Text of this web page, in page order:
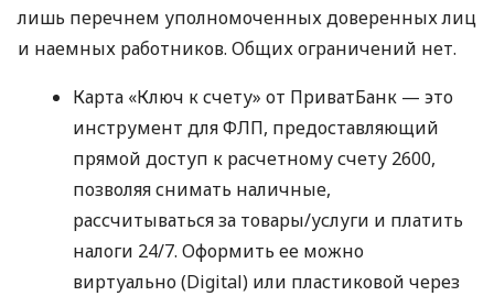
лишь перечнем уполномоченных доверенных лиц
и наемных работников. Общих ограничений нет.
Карта «Ключ к счету» от ПриватБанк — это
инструмент для ФЛП, предоставляющий
прямой доступ к расчетному счету 2600,
позволяя снимать наличные,
рассчитываться за товары/услуги и платить
налоги 24/7. Оформить ее можно
виртуально (Digital) или пластиковой через